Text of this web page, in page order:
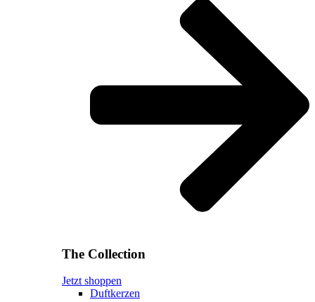
The Collection
Jetzt shoppen
Duftkerzen